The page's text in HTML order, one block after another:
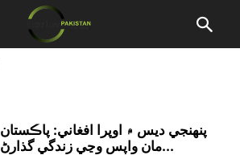
پنهنجي ديس ۾ اوپرا افغاني: پاڪستان
مان واپس وڃي زندگي گذارڻ...